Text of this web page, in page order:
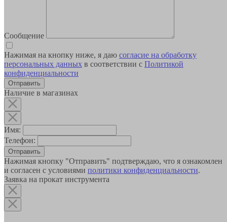
Сообщение
Нажимая на кнопку ниже, я даю согласие на обработку
персональных данных в соответствии с Политикой
конфиденциальности
Наличие в магазинах
Имя:
Телефон:
Отправить
Нажимая кнопку "Отправить" подтверждаю, что я ознакомлен
и согласен с условиями политики конфиденциальности.
Заявка на прокат инструмента